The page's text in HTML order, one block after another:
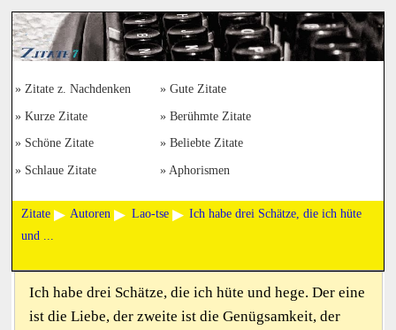
Zitate z. Nachdenken Gute Zitate
Kurze Zitate Berühmte Zitate
Schöne Zitate Beliebte Zitate
Schlaue Zitate Aphorismen
Zitate Autoren Lao-tse
Ich habe drei Schätze, die ich hüte
und ...
Ich habe drei Schätze, die ich hüte und hege. Der eine
ist die Liebe, der zweite ist die Genügsamkeit, der